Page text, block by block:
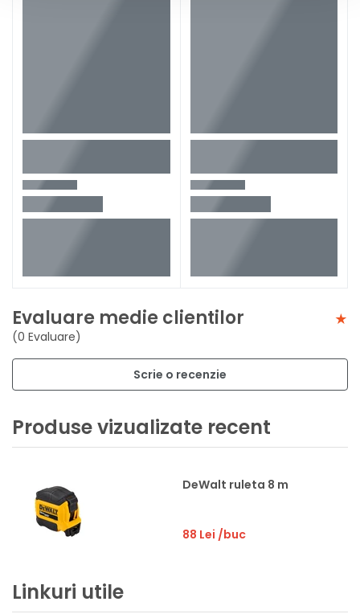
Evaluare medie clientilor
(0 Evaluare)
Scrie o recenzie
Produse vizualizate recent
DeWalt ruleta 8 m
88 Lei /buc
Linkuri utile